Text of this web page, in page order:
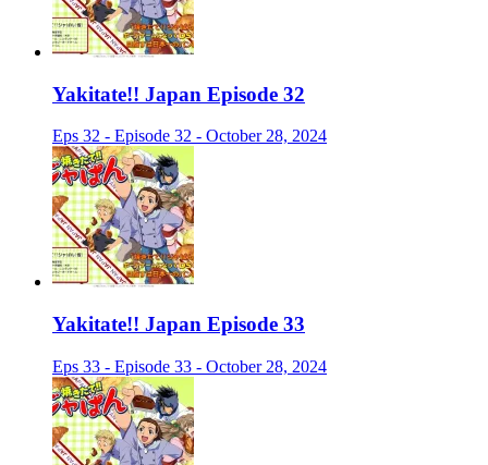
Yakitate!! Japan Episode 32
Eps 32 - Episode 32 - October 28, 2024
Yakitate!! Japan Episode 33
Eps 33 - Episode 33 - October 28, 2024